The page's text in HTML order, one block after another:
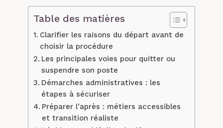
Table des matières
Clarifier les raisons du départ avant de
choisir la procédure
Les principales voies pour quitter ou
suspendre son poste
Démarches administratives : les
étapes à sécuriser
Préparer l’après : métiers accessibles
et transition réaliste